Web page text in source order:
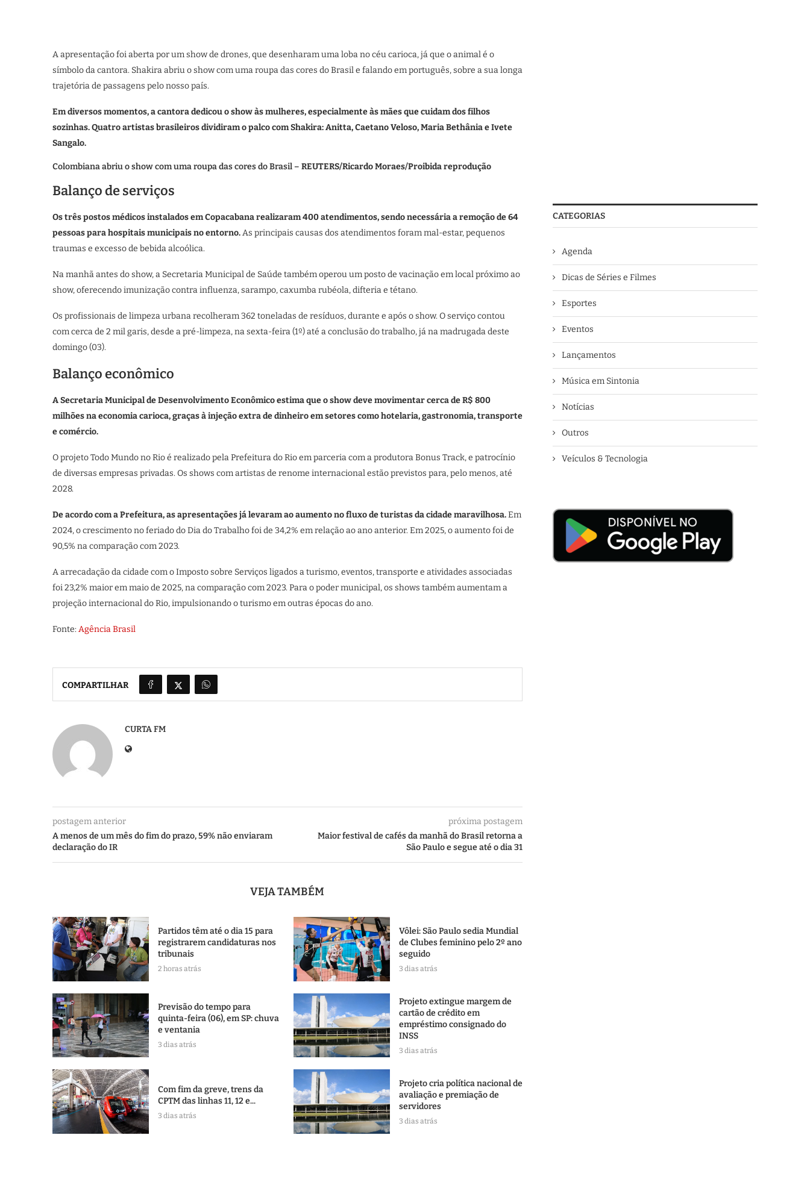
A apresentação foi aberta por um show de drones, que desenharam uma loba no céu carioca, já que o animal é o
símbolo da cantora. Shakira abriu o show com uma roupa das cores do Brasil e falando em português, sobre a sua longa
trajetória de passagens pelo nosso país.
Em diversos momentos, a cantora dedicou o show às mulheres, especialmente às mães que cuidam dos filhos
sozinhas. Quatro artistas brasileiros dividiram o palco com Shakira: Anitta, Caetano Veloso, Maria Bethânia e Ivete
Sangalo.
Colombiana abriu o show com uma roupa das cores do Brasil – REUTERS/Ricardo Moraes/Proibida reprodução
Balanço de serviços
Os três postos médicos instalados em Copacabana realizaram 400 atendimentos, sendo necessária a remoção de 64
pessoas para hospitais municipais no entorno.As principais causas dos atendimentos foram mal-estar, pequenos
traumas e excesso de bebida alcoólica.
Na manhã antes do show, a Secretaria Municipal de Saúde também operou um posto de vacinação em local próximo ao
show, oferecendo imunização contra influenza, sarampo, caxumba rubéola, difteria e tétano.
Os profissionais de limpeza urbana recolheram 362 toneladas de resíduos, durante e após o show. O serviço contou
com cerca de 2 mil garis, desde a pré-limpeza, na sexta-feira (1º) até a conclusão do trabalho, já na madrugada deste
domingo (03).
Balanço econômico
A Secretaria Municipal de Desenvolvimento Econômico estima que o show deve movimentar cerca de R$ 800
milhões na economia carioca, graças à injeção extra de dinheiro em setores como hotelaria, gastronomia, transporte
e comércio.
O projeto Todo Mundo no Rio é realizado pela Prefeitura do Rio em parceria com a produtora Bonus Track, e patrocínio
de diversas empresas privadas. Os shows com artistas de renome internacional estão previstos para, pelo menos, até
2028.
De acordo com a Prefeitura, as apresentações já levaram ao aumento no fluxo de turistas da cidade maravilhosa.Em
2024, o crescimento no feriado do Dia do Trabalho foi de 34,2% em relação ao ano anterior. Em 2025, o aumento foi de
90,5% na comparação com 2023.
A arrecadação da cidade com o Imposto sobre Serviços ligados a turismo, eventos, transporte e atividades associadas
foi 23,2% maior em maio de 2025, na comparação com 2023. Para o poder municipal, os shows também aumentam a
projeção internacional do Rio, impulsionando o turismo em outras épocas do ano.
Fonte: Agência Brasil
COMPARTILHAR
CURTA FM
postagem anterior
A menos de um mês do fim do prazo, 59% não enviaram
declaração do IR
próxima postagem
Maior festival de cafés da manhã do Brasil retorna a
São Paulo e segue até o dia 31
VEJA TAMBÉM
Partidos têm até o dia 15 para
registrarem candidaturas nos
tribunais
2 horas atrás
Vôlei: São Paulo sedia Mundial
de Clubes feminino pelo 2º ano
seguido
3 dias atrás
Previsão do tempo para
quinta-feira (06), em SP: chuva
e ventania
3 dias atrás
Projeto extingue margem de
cartão de crédito em
empréstimo consignado do
INSS
3 dias atrás
Com fim da greve, trens da
CPTM das linhas 11, 12 e...
3 dias atrás
Projeto cria política nacional de
avaliação e premiação de
servidores
3 dias atrás
CATEGORIAS
Agenda
Dicas de Séries e Filmes
Esportes
Eventos
Lançamentos
Música em Sintonia
Notícias
Outros
Veículos & Tecnologia